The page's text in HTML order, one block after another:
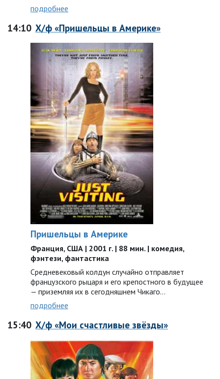
подробнее
14:10 Х/ф «Пришельцы в Америке»
Пришельцы в Америке
Франция, США | 2001 г. | 88 мин. | комедия,
фэнтези, фантастика
Средневековый колдун случайно отправляет
французского рыцаря и его крепостного в будущее
— приземляя их в сегодняшнем Чикаго…
подробнее
15:40 Х/ф «Мои счастливые звёзды»